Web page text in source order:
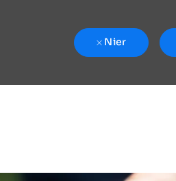
Nier